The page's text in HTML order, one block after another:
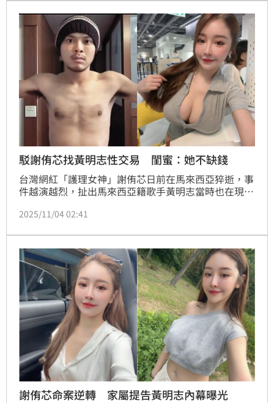
事，傳出謝侑芯遺體已送往醫院解剖，經紀人Chris對
此也受訪了。
駁謝侑芯找黃明志性交易 閨蜜：她不缺錢
台灣網紅「護理女神」謝侑芯日前在馬來西亞猝逝，事
件越演越烈，扯出馬來西亞籍歌手黃明志當時也在現
侑芯此行是為與黃明志發生性交易，對此閨蜜謝薇安出
2025/11/04 02:41
謝侑芯命案逆轉 家屬提告黃明志內幕曝光